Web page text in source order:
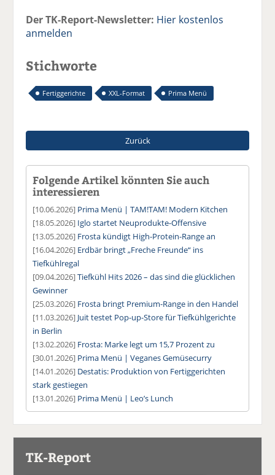
Der TK-Report-Newsletter: Hier kostenlos
anmelden
Stichworte
Fertiggerichte XXL-Format Prima Menü
Zurück
Folgende Artikel könnten Sie auch
interessieren
[10.06.2026] Prima Menü | TAM!TAM! Modern Kitchen
[18.05.2026] Iglo startet Neuprodukte-Offensive
[13.05.2026] Frosta kündigt High-Protein-Range an
[16.04.2026] Erdbär bringt „Freche Freunde“ ins
Tiefkühlregal
[09.04.2026]Tiefkühl Hits 2026 – das sind die glücklichen
Gewinner
[25.03.2026] Frosta bringt Premium-Range in den Handel
[11.03.2026] Juit testet Pop-up-Store für Tiefkühlgerichte
in Berlin
[13.02.2026] Frosta: Marke legt um 15,7 Prozent zu
[30.01.2026] Prima Menü | Veganes Gemüsecurry
[14.01.2026] Destatis: Produktion von Fertiggerichten
stark gestiegen
[13.01.2026] Prima Menü | Leo’s Lunch
TK-Report